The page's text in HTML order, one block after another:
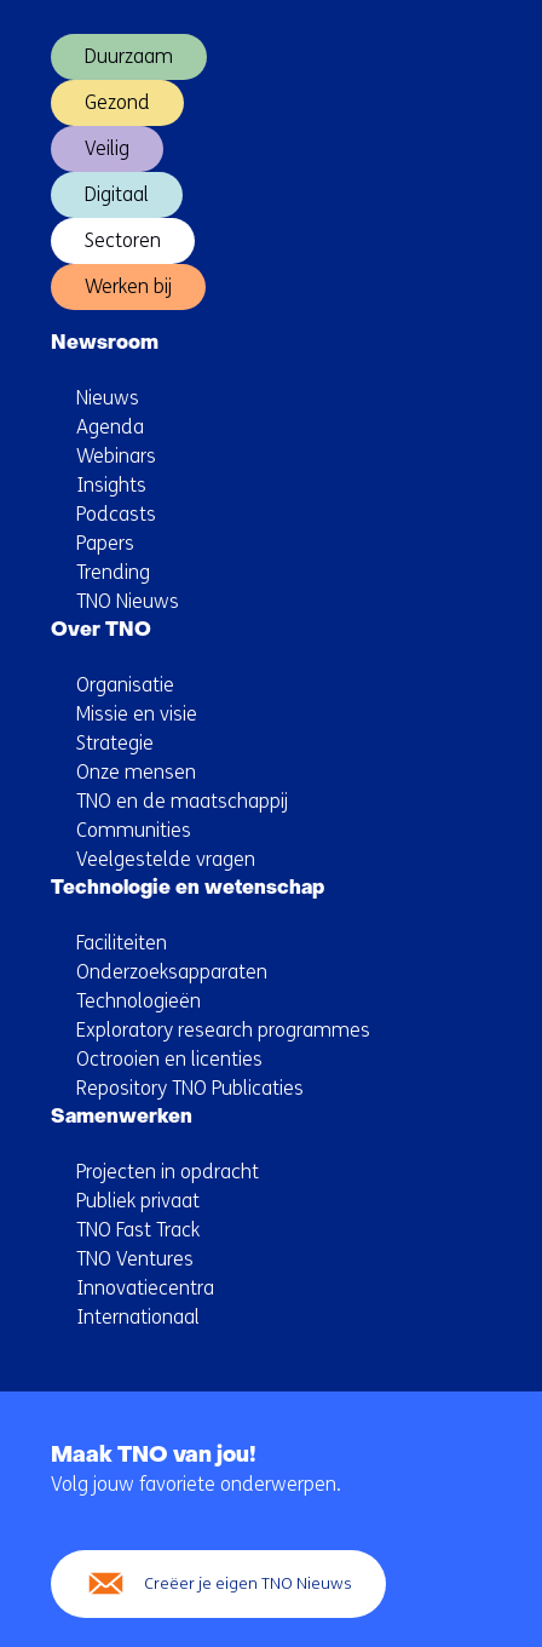
Duurzaam
Gezond
Veilig
Digitaal
Sectoren
Werken bij
Newsroom
Nieuws
Agenda
Webinars
Insights
Podcasts
Papers
Trending
TNO Nieuws
Over TNO
Organisatie
Missie en visie
Strategie
Onze mensen
TNO en de maatschappij
Communities
Veelgestelde vragen
Technologie en wetenschap
Faciliteiten
Onderzoeksapparaten
Technologieën
Exploratory research programmes
Octrooien en licenties
Repository TNO Publicaties
Samenwerken
Projecten in opdracht
Publiek privaat
TNO Fast Track
TNO Ventures
Innovatiecentra
Internationaal
navigatie
Maak TNO van jou!
Volg jouw favoriete onderwerpen.
Creëer je eigen TNO Nieuws